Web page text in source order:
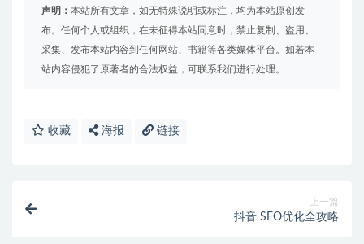
声明： 本站所有文章，如无特殊说明或标注，均为本站原创发
布。任何个人或组织，在未征得本站同意时，禁止复制、盗用、
采集、发布本站内容到任何网站、书籍等各类媒体平台。如若本
站内容侵犯了原著者的合法权益，可联系我们进行处理。
收藏 海报 链接
上一篇
抖音 SEO优化全攻略